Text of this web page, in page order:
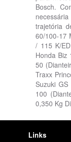
Bosch.
trajetória
60/100-17
/ 115 K/
Honda Biz
50
Traxx
Suzuki
100
0,350 Kg
Links